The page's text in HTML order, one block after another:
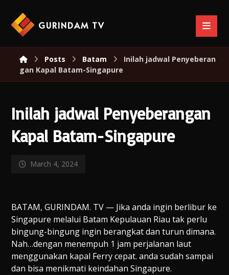
GURINDAM TV
Posts Batam
Inilah jadwal Penyeberan
gan Kapal Batam-Singapure
Inilah jadwal Penyeberangan
Kapal Batam-Singapure
March 4, 2024
BATAM, GURINDAM. TV — Jika anda ingin berlibur ke
Singapure melalui Batam Kepulauan Riau tak perlu
bingung-bingung ingin berangkat dan turun dimana.
Nah…dengan menempuh 1 jam perjalanan laut
menggunakan kapal Ferry cepat. anda sudah sampai
dan bisa menikmati keindahan Singapure.